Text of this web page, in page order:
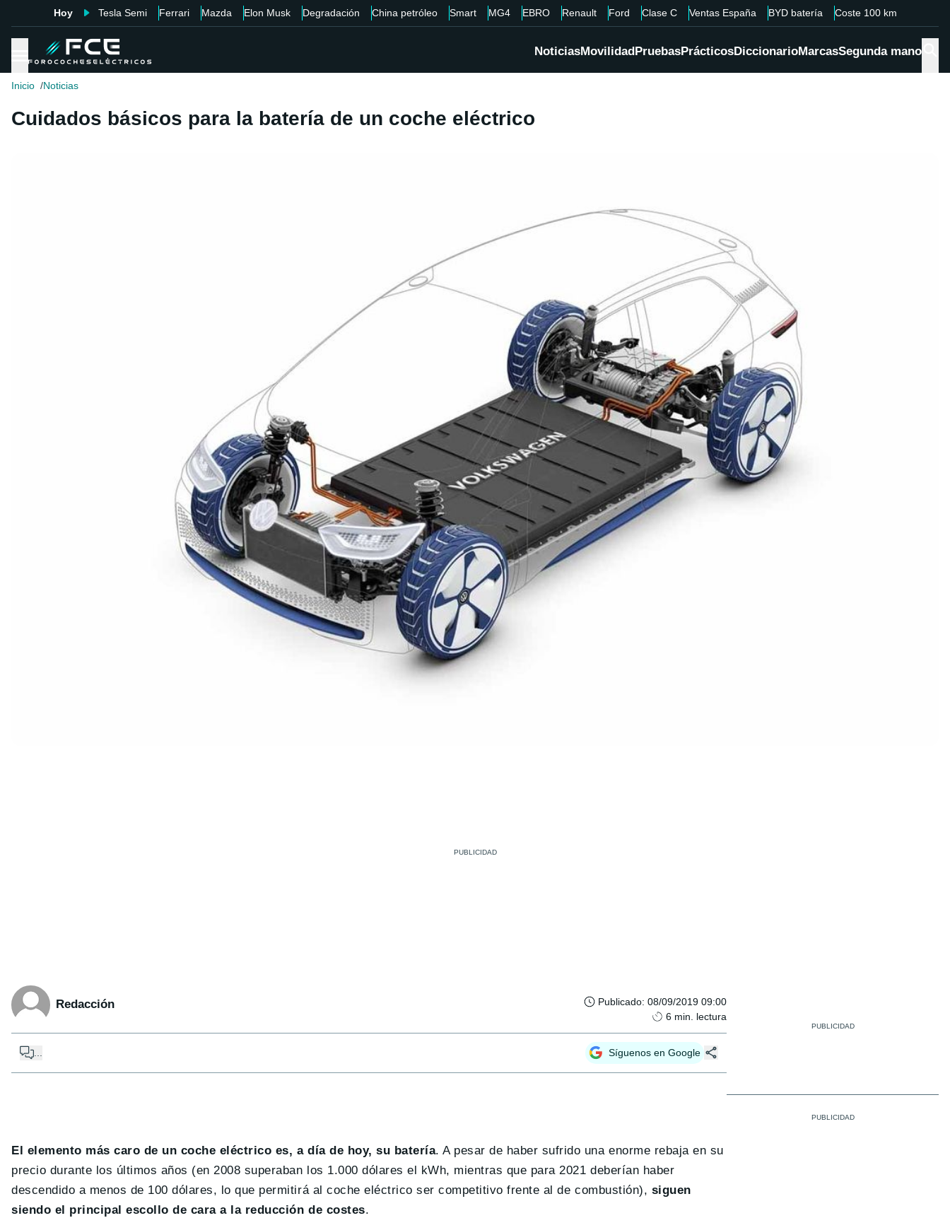
Hoy Tesla Semi Ferrari Mazda Elon Musk Degradación China petróleo Smart MG4 EBRO Renault Ford Clase C Ventas España BYD batería Coste 100 km
NoticiasMovilidadPruebasPrácticosDiccionarioMarcasSegunda mano
Inicio Noticias
Cuidados básicos para la batería de un coche eléctrico
Redacción Publicado: 08/09/2019 09:00
6 min. lectura
Síguenos en Google
El elemento más caro de un coche eléctrico es, a día de hoy, su batería. A pesar de haber sufrido una enorme rebaja en su
precio durante los últimos años (en 2008 superaban los 1.000 dólares el kWh, mientras que para 2021 deberían haber
descendido a menos de 100 dólares, lo que permitirá al coche eléctrico ser competitivo frente al de combustión), siguen
siendo el principal escollo de cara a la reducción de costes.